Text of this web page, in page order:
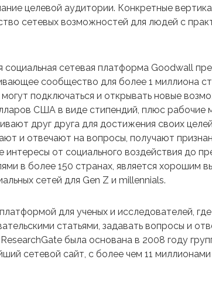
целевой аудитории. Конкретные
сетевых возможностей для людей с
социальная сетевая платформа Goodwall
сообщество для более 1 миллиона
подключаться и открывать новые
США в виде стипендий, плюс рабочие
друг друга для достижения своих
и отвечают на вопросы, получают
от социального воздействия до
в более 150 странах, является хорошим
сетей для Gen Z и millennials.
для ученых и исследователей,
статьями, задавать вопросы и
была основана в 2008 году
сетевой сайт, с более чем 11